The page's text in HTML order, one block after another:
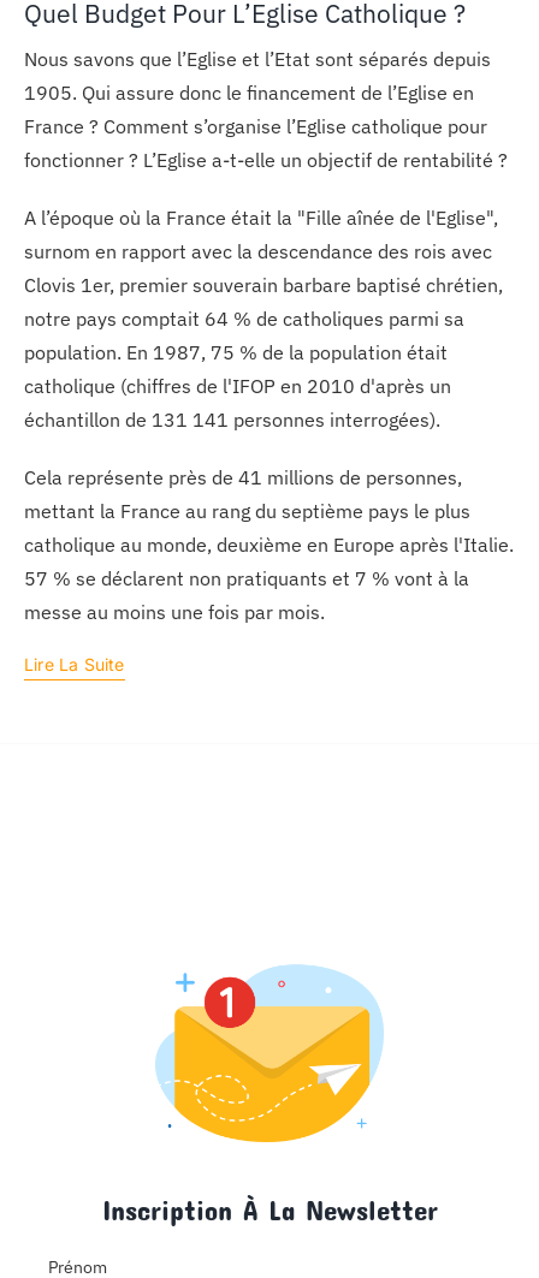
Quel Budget Pour L’Eglise Catholique ?
Nous savons que l’Eglise et l’Etat sont séparés depuis
1905. Qui assure donc le financement de l’Eglise en
France ? Comment s’organise l’Eglise catholique pour
fonctionner ? L’Eglise a-t-elle un objectif de rentabilité ?
A l’époque où la France était la "Fille aînée de l'Eglise",
surnom en rapport avec la descendance des rois avec
Clovis 1er, premier souverain barbare baptisé chrétien,
notre pays comptait 64 % de catholiques parmi sa
population. En 1987, 75 % de la population était
catholique (chiffres de l'IFOP en 2010 d'après un
échantillon de 131 141 personnes interrogées).
Cela représente près de 41 millions de personnes,
mettant la France au rang du septième pays le plus
catholique au monde, deuxième en Europe après l'Italie.
57 % se déclarent non pratiquants et 7 % vont à la
messe au moins une fois par mois.
Lire La Suite
Inscription À La Newsletter
Prénom